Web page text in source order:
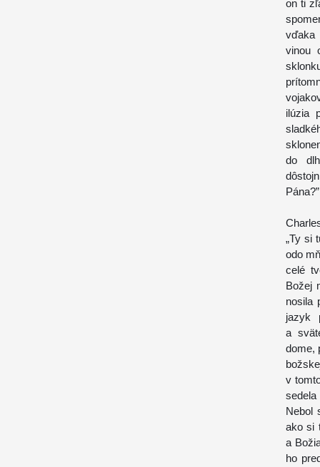
on ti
vďaka
vinou
ilúzia
do
„Ty si
odo
celé
Božej
nosila
jazyk
a
dome,
v
sedela
Nebol
ako si
a
ho